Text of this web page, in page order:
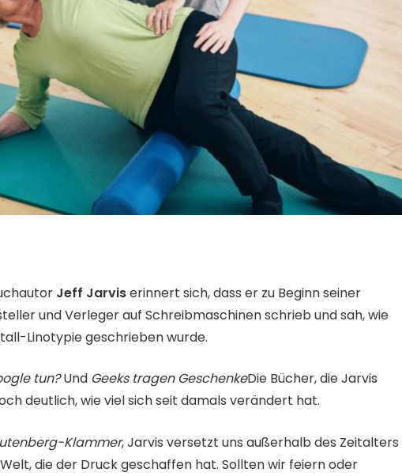
Jeff Jarviserinnert sich, dass er zu Beginn seiner
und Verleger auf Schreibmaschinen schrieb und sah, wie
Linotypie geschrieben wurde.
tun?Und Geeks tragen GeschenkeDie Bücher, die Jarvis
deutlich, wie viel sich seit damals verändert hat.
Klammer, Jarvis versetzt uns außerhalb des Zeitalters
die der Druck geschaffen hat. Sollten wir feiern oder